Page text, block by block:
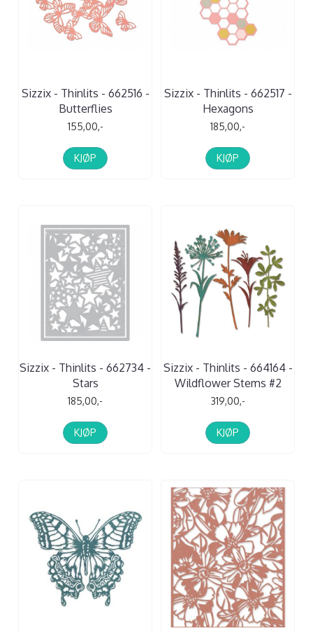
Sizzix - Thinlits - 662516 -
Butterflies
155,00,-
KJØP
Sizzix - Thinlits - 662517 -
Hexagons
185,00,-
KJØP
Sizzix - Thinlits - 662734 -
Stars
185,00,-
KJØP
Sizzix - Thinlits - 664164 -
Wildflower Stems #2
319,00,-
KJØP